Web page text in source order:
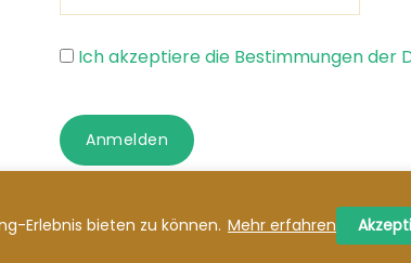
Ich akzeptiere die Bestimmungen der
Anmelden
©
Erlebnis bieten zu können. Mehr erfahren